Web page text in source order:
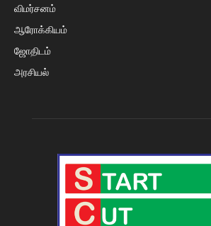
விமர்சனம்
ஆரோக்கியம்
ஜோதிடம்
அரசியல்